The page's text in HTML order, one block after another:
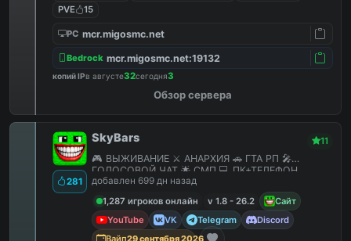
PVE
15
PC mcr.migosmc.net
Bedrock mcr.migosmc.net:19132
копий IPв августе32сегодня3
Обзор сервера
281
SkyBars 11
🎮 ВЫЖИВАНИЕ ⚔️ АНАРХИЯ 🚗 ГТА РП 🎤
ГОЛОСОВОЙ ЧАТ 🌟 СМП 💻 ПК+ТЕЛЕФОН
добавлен 699 дн назад
1,287 игроков онлайн
v 1.8 - 26.2
Сайт
YouTube
VK Telegram
Discord
Вайп29 сентября 2026